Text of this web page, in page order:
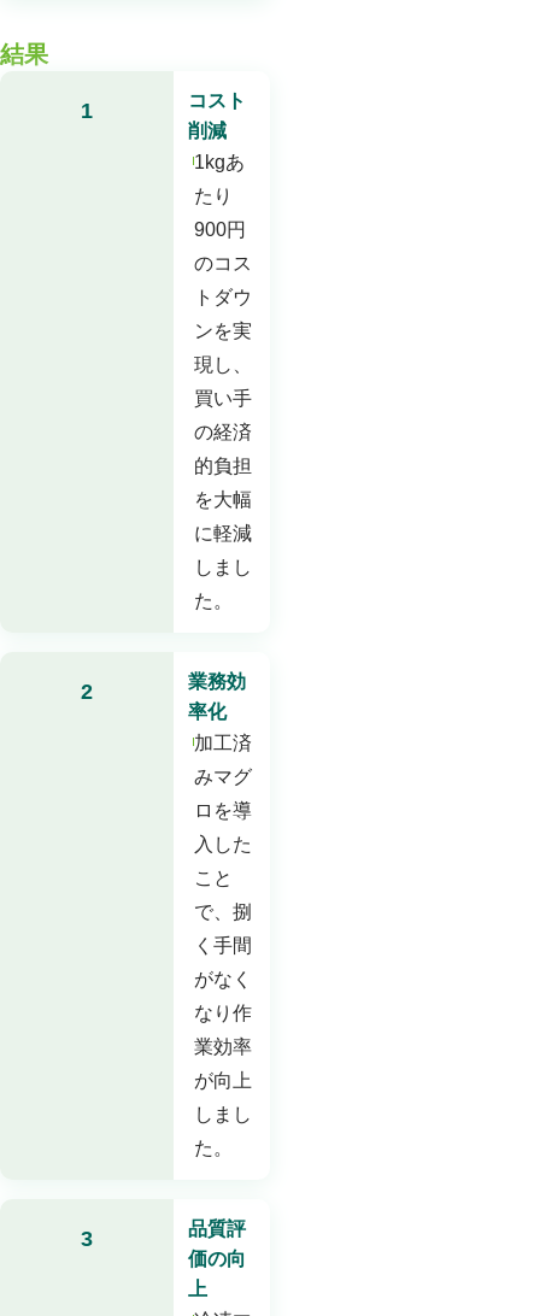
結果
1
コスト
削減
1kgあ
たり
900円
のコス
トダウ
ンを実
現し、
買い手
の経済
的負担
を大幅
に軽減
しまし
た。
2
業務効
率化
加工済
みマグ
ロを導
入した
こと
で、捌
く手間
がなく
なり作
業効率
が向上
しまし
た。
3
品質評
価の向
上